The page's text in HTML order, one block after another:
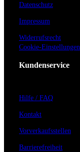
Datenschutz
Impressum
Widerrufsrecht
Cookie-Einstellungen
Kundenservice
Hilfe / FAQ
Kontakt
Vorverkaufsstellen
Barrierefreiheit